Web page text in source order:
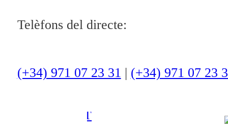
Telèfons del directe:
(+34) 971 07 23 31 | (+34) 971 07 23
OCI
ENTREVISTES
AMBIENT